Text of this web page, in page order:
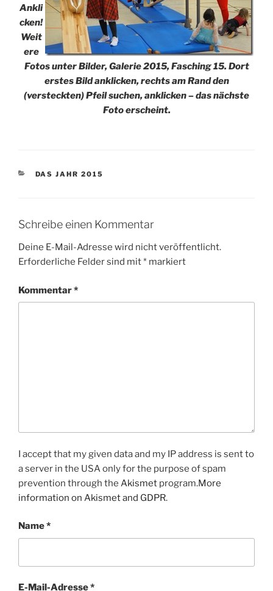
Ankli
cken!
Weit
ere
Fotos unter Bilder, Galerie 2015, Fasching 15. Dort
erstes Bild anklicken, rechts am Rand den
(versteckten) Pfeil suchen, anklicken – das nächste
Foto erscheint.
KATEGORIEN
DAS JAHR 2015
Schreibe einen Kommentar
Deine E-Mail-Adresse wird nicht veröffentlicht.
Erforderliche Felder sind mit* markiert
Kommentar*
I accept that my given data and my IP address is sent to
a server in the USA only for the purpose of spam
prevention through the Akismet program.More
information on Akismet and GDPR.
Name*
E-Mail-Adresse*